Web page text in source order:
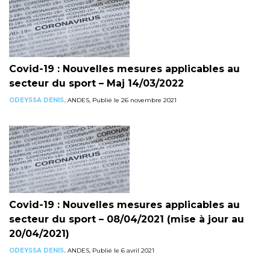
Covid-19 : Nouvelles mesures applicables au
secteur du sport – Maj 14/03/2022
ODEYSSA DENIS, ANDES, Publié le 26 novembre 2021
Covid-19 : Nouvelles mesures applicables au
secteur du sport – 08/04/2021 (mise à jour au
20/04/2021)
ODEYSSA DENIS, ANDES, Publié le 6 avril 2021